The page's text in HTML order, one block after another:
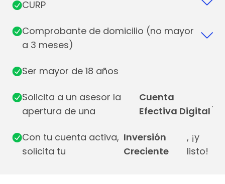
CURP
Comprobante de domicilio (no mayor
a 3 meses)
Ser mayor de 18 años
Solicita a un asesor la
apertura de una
Cuenta
Efectiva Digital
.
Con tu cuenta activa,
solicita tu
Inversión
Creciente
, ¡y
listo!